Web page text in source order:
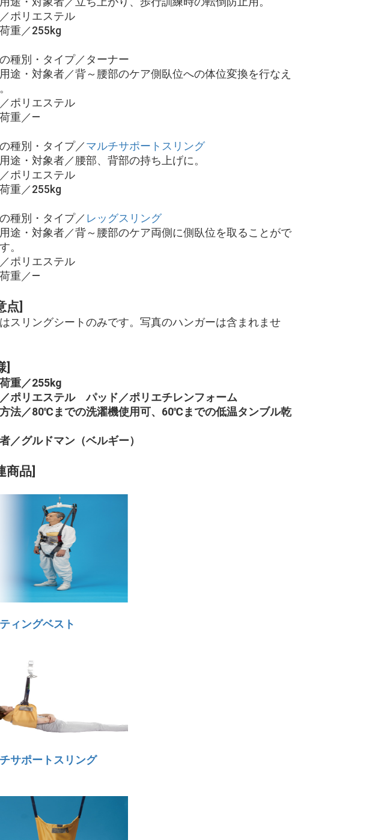
ポリエステル
重／255kg
種別・タイプ／ターナー
途・対象者／背～腰部のケア側臥位への体位変換を行なえ
ポリエステル
重／―
種別・タイプ／ マルチサポートスリング
途・対象者／腰部、背部の持ち上げに。
ポリエステル
重／255kg
種別・タイプ／ レッグスリング
途・対象者／背～腰部のケア両側に側臥位を取ることがで
。
ポリエステル
重／―
点]
スリングシートのみです。写真のハンガーは含まれませ
]
重／255kg
ポリエステル パッド／ポリエチレンフォーム
法／80℃までの洗濯機使用可、60℃までの低温タンブル乾
／グルドマン（ベルギー）
商品]
ィングベスト
サポートスリング